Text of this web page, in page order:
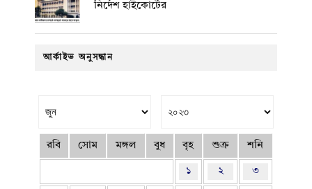
নির্দেশ হাইকোর্টের
আর্কাইভ অনুসন্ধান
রবি সোম মঙ্গল বুধ বৃহ শুক্র শনি
১ ২ ৩